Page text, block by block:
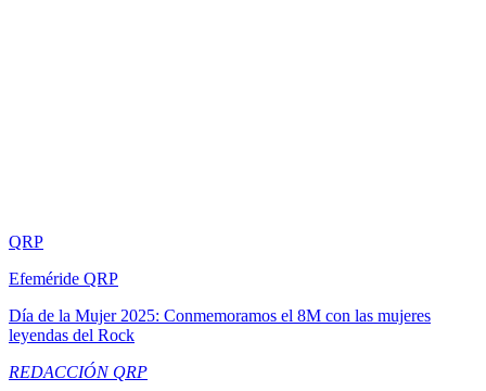
QRP
Efeméride QRP
Día de la Mujer 2025: Conmemoramos el 8M con las mujeres
leyendas del Rock
REDACCIÓN QRP